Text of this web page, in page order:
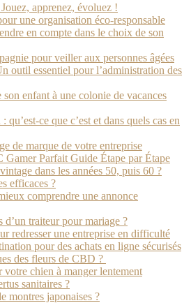
apprenez, évoluez !
une organisation éco-responsable
en compte dans le choix de son
pour veiller aux personnes âgées
outil essentiel pour l’administration des
son enfant à une colonie de vacances
qu’est-ce que c’est et dans quels cas en
de marque de votre entreprise
Gamer Parfait Guide Étape par Étape
dans les années 50, puis 60 ?
efficaces ?
comprendre une annonce
d’un traiteur pour mariage ?
redresser une entreprise en difficulté
pour des achats en ligne sécurisés
des fleurs de CBD ?
votre chien à manger lentement
sanitaires ?
montres japonaises ?